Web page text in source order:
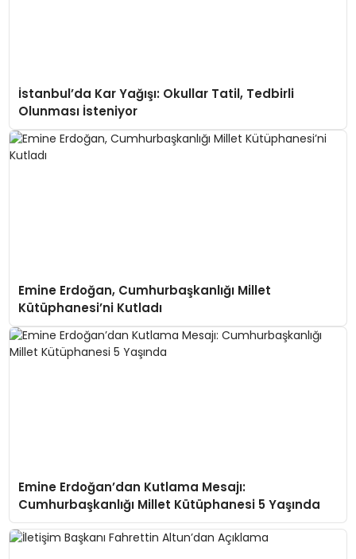
İstanbul’da Kar Yağışı: Okullar Tatil, Tedbirli
Olunması İsteniyor
Emine Erdoğan, Cumhurbaşkanlığı Millet
Kütüphanesi’ni Kutladı
Emine Erdoğan’dan Kutlama Mesajı:
Cumhurbaşkanlığı Millet Kütüphanesi 5 Yaşında